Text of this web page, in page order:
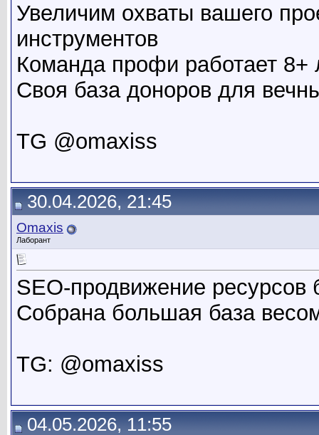
Увеличим охваты вашего
инструментов
Команда профи работает 8+
Своя база доноров для
TG @omaxiss
30.04.2026, 21:45
Omaxis
Лаборант
SEO-продвижение
Собрана большая база
TG: @omaxiss
04.05.2026, 11:55